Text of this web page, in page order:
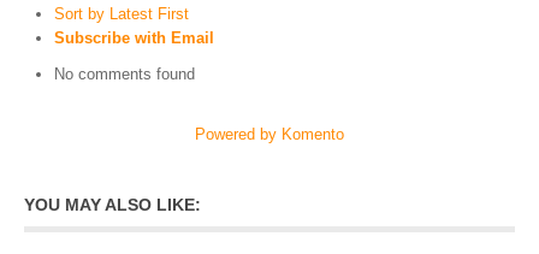
Sort by Latest First
Subscribe with Email
No comments found
Powered by Komento
YOU MAY ALSO LIKE: